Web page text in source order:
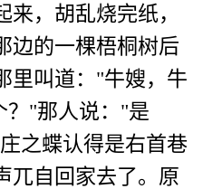
，胡乱烧完纸，
边的一棵梧桐树后
里叫道："牛嫂，牛
？"那人说："是
之蝶认得是右首巷
兀自回家去了。原